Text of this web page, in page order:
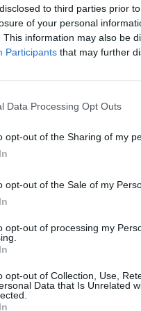
to third parties prior
of your personal
This information may also be
Participants that may further
Data Processing Opt Outs
opt-out of the Sharing of my
opt-out of the Sale of my
opt-out of processing my
opt-out of Collection, Use,
Data that Is Unrelated
10 vuoden
Mikä on Bogotán
keskilämpötila
2011
14 ℃
2012
2014
14 ℃